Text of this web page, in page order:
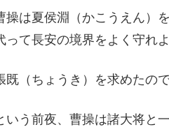
操は夏侯淵（かこうえん）
って長安の境界をよく守れ
既（ちょうき）を求めたの
いう前夜、曹操は諸大将と